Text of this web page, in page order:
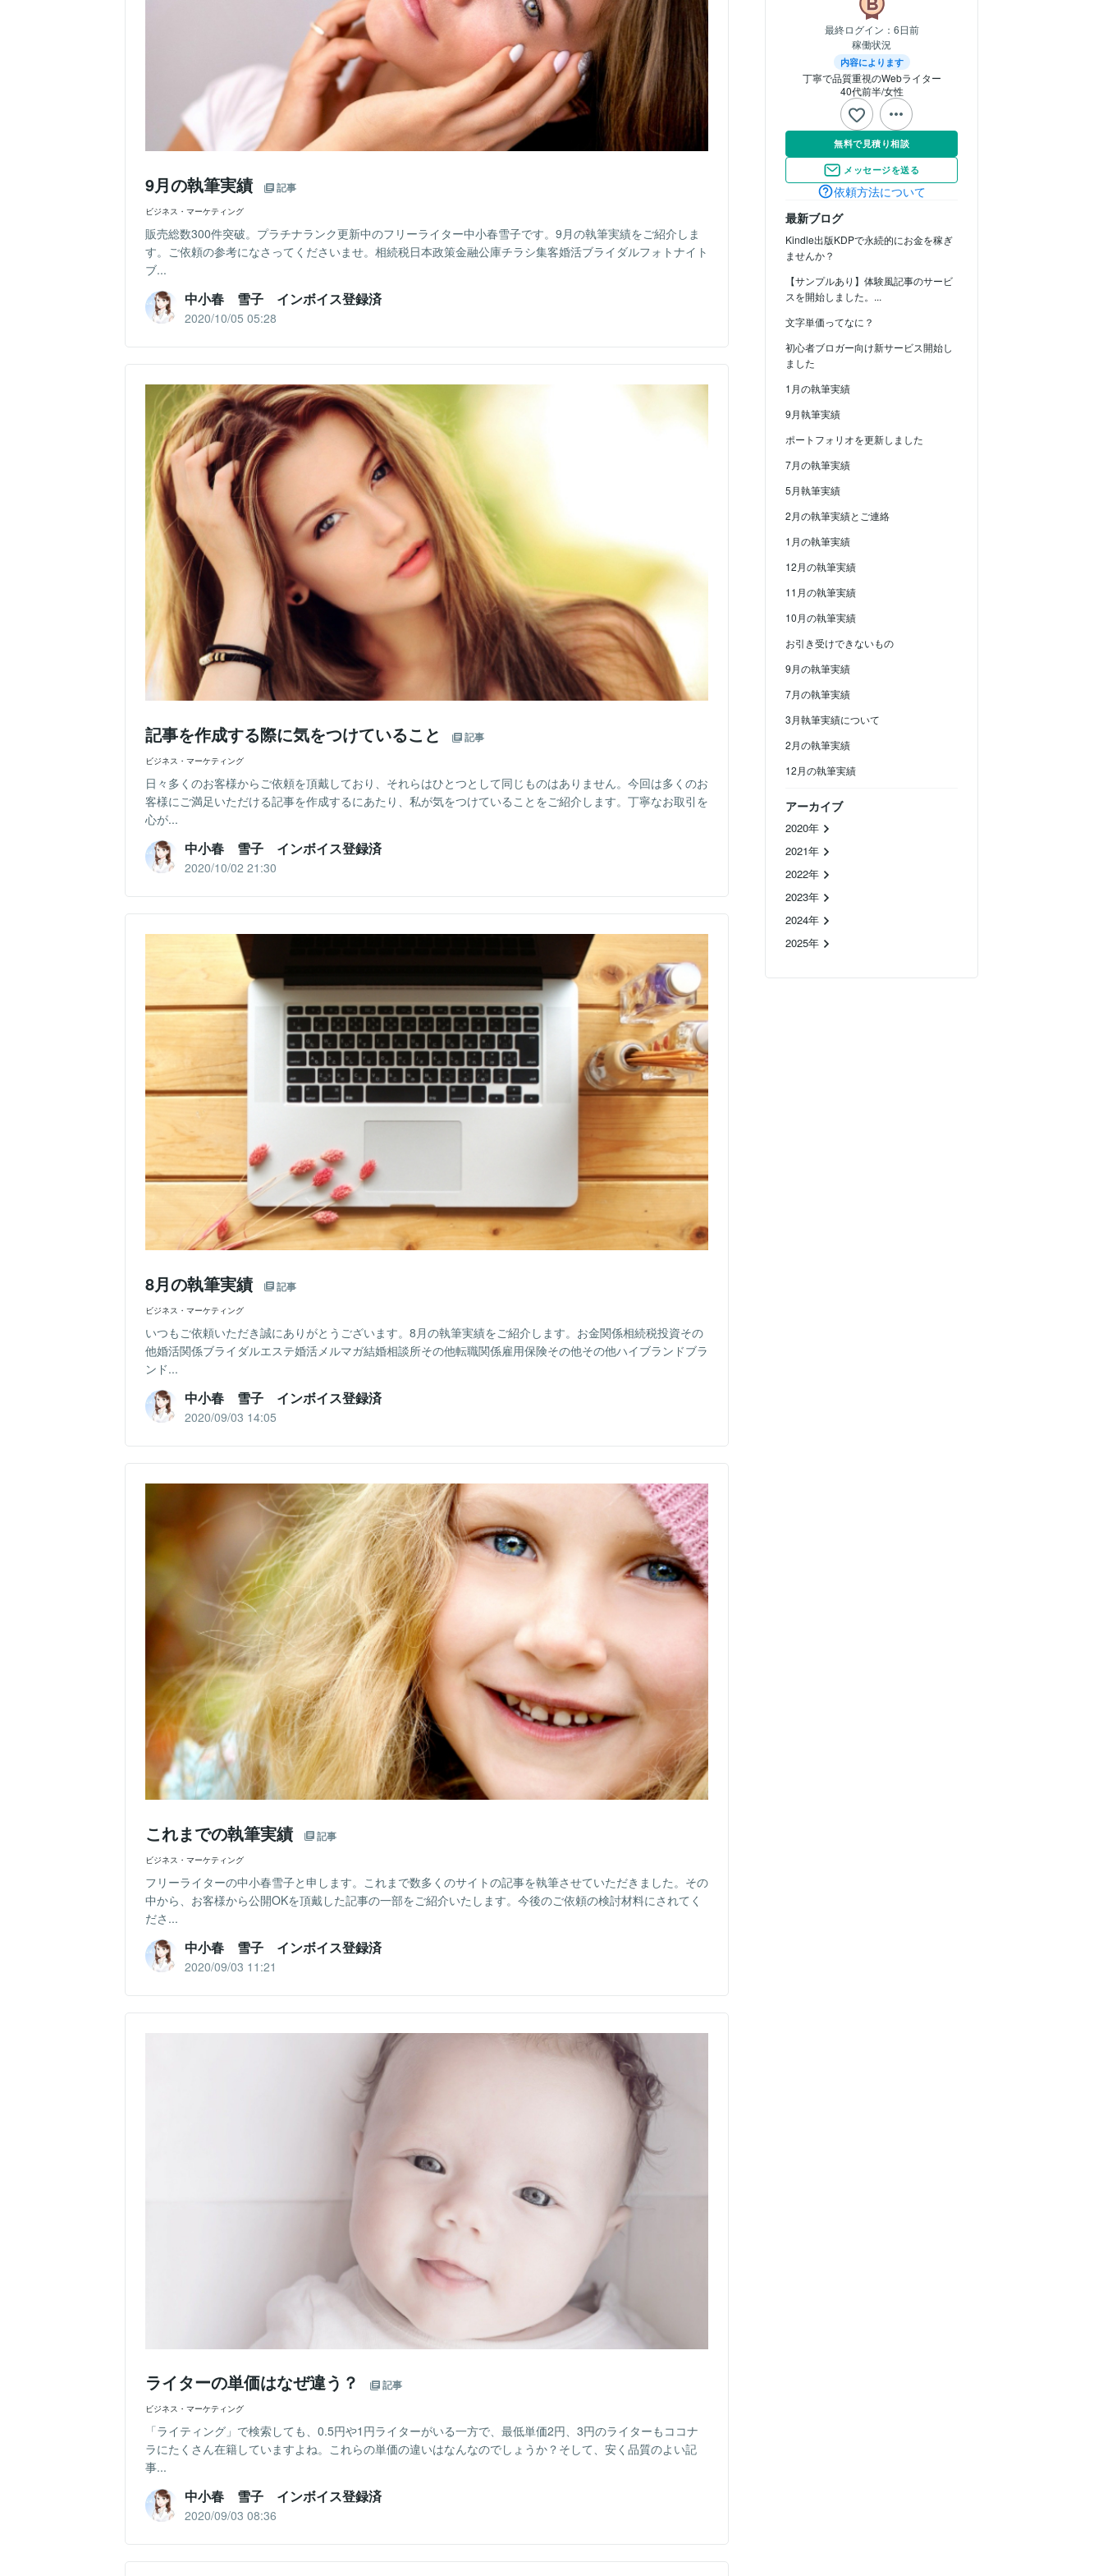
最終ログイン： 6日前
稼働状況
内容によります
丁寧で品質重視のWebライター
40代前半女性
無料で見積り相談
メッセージを送る
依頼方法について
最新ブログ
Kindle出版KDPで永続的にお金を稼ぎ
ませんか？
【サンプルあり】体験風記事のサービ
スを開始しました。...
文字単価ってなに？
初心者ブロガー向け新サービス開始し
ました
1月の執筆実績
9月執筆実績
ポートフォリオを更新しました
7月の執筆実績
5月執筆実績
2月の執筆実績とご連絡
1月の執筆実績
12月の執筆実績
11月の執筆実績
10月の執筆実績
お引き受けできないもの
9月の執筆実績
7月の執筆実績
3月執筆実績について
2月の執筆実績
12月の執筆実績
アーカイブ
2020年
2021年
2022年
2023年
2024年
2025年
9月の執筆実績 記事
ビジネス・マーケティング
販売総数300件突破。プラチナランク更新中のフリーライター中小春雪子です。9月の執筆実績をご紹介しま
す。ご依頼の参考になさってくださいませ。相続税日本政策金融公庫チラシ集客婚活ブライダルフォトナイト
ブ...
中小春 雪子 インボイス登録済
2020/10/05 05:28
記事を作成する際に気をつけていること 記事
ビジネス・マーケティング
日々多くのお客様からご依頼を頂戴しており、それらはひとつとして同じものはありません。今回は多くのお
客様にご満足いただける記事を作成するにあたり、私が気をつけていることをご紹介します。丁寧なお取引を
心が...
中小春 雪子 インボイス登録済
2020/10/02 21:30
8月の執筆実績 記事
ビジネス・マーケティング
いつもご依頼いただき誠にありがとうございます。8月の執筆実績をご紹介します。お金関係相続税投資その
他婚活関係ブライダルエステ婚活メルマガ結婚相談所その他転職関係雇用保険その他その他ハイブランドブラ
ンド...
中小春 雪子 インボイス登録済
2020/09/03 14:05
これまでの執筆実績 記事
ビジネス・マーケティング
フリーライターの中小春雪子と申します。これまで数多くのサイトの記事を執筆させていただきました。その
中から、お客様から公開OKを頂戴した記事の一部をご紹介いたします。今後のご依頼の検討材料にされてく
ださ...
中小春 雪子 インボイス登録済
2020/09/03 11:21
ライターの単価はなぜ違う？ 記事
ビジネス・マーケティング
「ライティング」で検索しても、0.5円や1円ライターがいる一方で、最低単価2円、3円のライターもココナ
ラにたくさん在籍していますよね。これらの単価の違いはなんなのでしょうか？そして、安く品質のよい記
事...
中小春 雪子 インボイス登録済
2020/09/03 08:36